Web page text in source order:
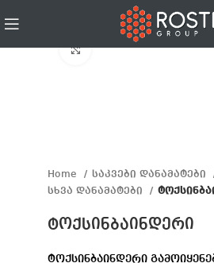
Click to enlarge
Home
საკვები დანამატები
სხვა დანამატები
ტოქსინბაინდერი
ტოქსინბაინდერი